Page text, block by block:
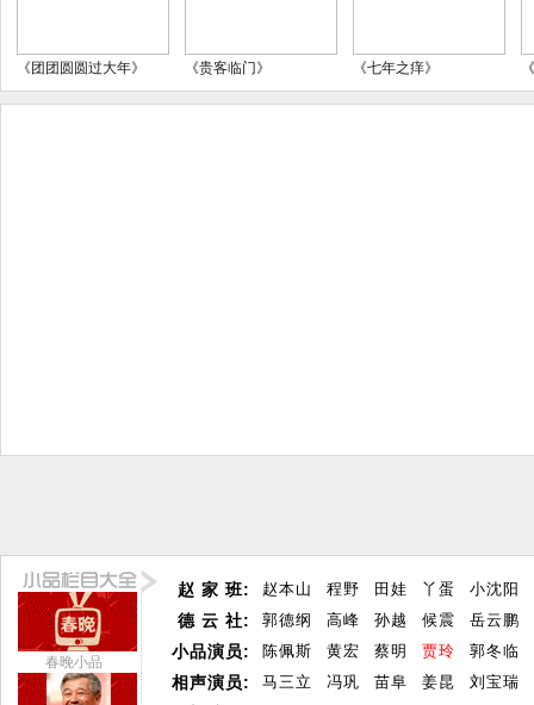
《团团圆圆过大年》 《贵客临门》 《七年之痒》
春晚小品
赵 家 班:
德 云 社:
小品演员:
相声演员:
赵本山 程野 田娃 丫蛋
小沈阳
郭德纲
高峰 孙越 候震
岳云鹏
陈佩斯
黄宏 蔡明 贾玲
郭冬临
马三立
冯巩 苗阜 姜昆
刘宝瑞